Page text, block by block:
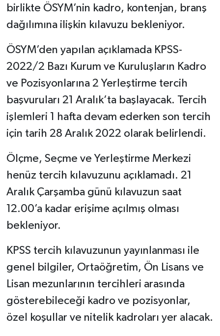
birlikte ÖSYM’nin kadro, kontenjan, branş
dağılımına ilişkin kılavuzu bekleniyor.
ÖSYM’den yapılan açıklamada KPSS-
2022/2 Bazı Kurum ve Kuruluşların Kadro
ve Pozisyonlarına 2 Yerleştirme tercih
başvuruları 21 Aralık’ta başlayacak. Tercih
işlemleri 1 hafta devam ederken son tercih
için tarih 28 Aralık 2022 olarak belirlendi.
Ölçme, Seçme ve Yerleştirme Merkezi
henüz tercih kılavuzunu açıklamadı. 21
Aralık Çarşamba günü kılavuzun saat
12.00’a kadar erişime açılmış olması
bekleniyor.
KPSS tercih kılavuzunun yayınlanması ile
genel bilgiler, Ortaöğretim, Ön Lisans ve
Lisan mezunlarının tercihleri arasında
gösterebileceği kadro ve pozisyonlar,
özel koşullar ve nitelik kadroları yer alacak.